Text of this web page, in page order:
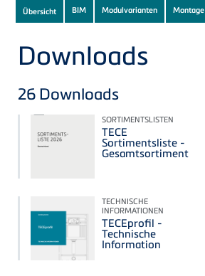
of
current
Product
Übersicht BIM Modulvarianten Montage
Downloads
26 Downloads
SORTIMENTSLISTEN
TECE
Sortimentsliste -
Gesamtsortiment
TECHNISCHE
INFORMATIONEN
TECEprofil -
Technische
Information